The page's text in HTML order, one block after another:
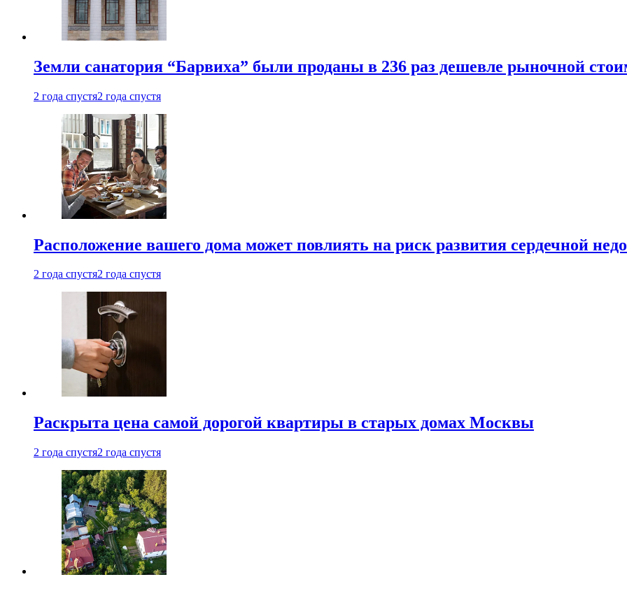
Земли санатория “Барвиха” были проданы в 236 раз дешевле рыночной
2 года спустя2 года спустя
Расположение вашего дома может повлиять на риск развития сердечной
2 года спустя2 года спустя
Раскрыта цена самой дорогой квартиры в старых домах Москвы
2 года спустя2 года спустя